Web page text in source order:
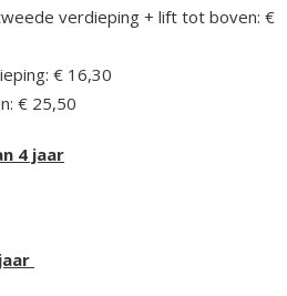
verdieping + lift tot boven: €
€ 16,30
€ 25,50
4 jaar